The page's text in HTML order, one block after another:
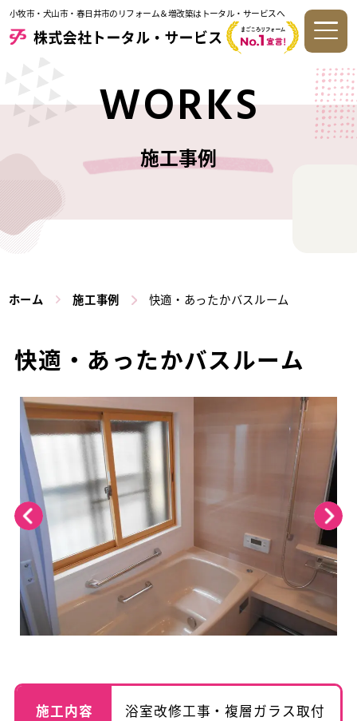
小牧市・犬山市・春日井市のリフォーム＆増改築はトータル・サービスへ
WORKS
施工事例
ホーム 施工事例 快適・あったかバスルーム
快適・あったかバスルーム
施工内容 浴室改修工事・複層ガラス取付